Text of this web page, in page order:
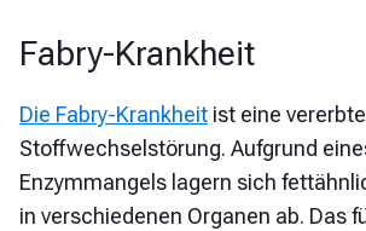
Fabry-Krankheit
Die Fabry-Krankheit ist eine vererbte
Stoffwechselstörung. Aufgrund
Enzymmangels lagern sich
in verschiedenen Organen ab. Das